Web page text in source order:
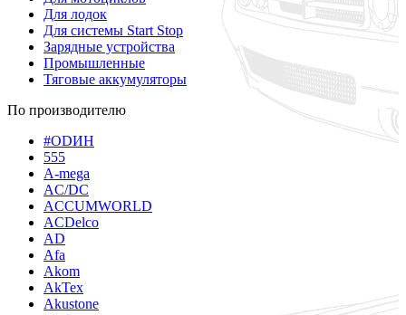
Для лодок
Для системы Start Stop
Зарядные устройства
Промышленные
Тяговые аккумуляторы
По производителю
#ODИН
555
A-mega
AC/DC
ACCUMWORLD
ACDelco
AD
Afa
Akom
AkTex
Akustone